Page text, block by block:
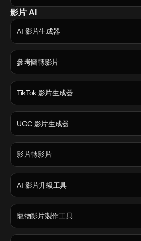
影片 AI
AI 影片生成器
參考圖轉影片
TikTok 影片生成器
UGC 影片生成器
影片轉影片
AI 影片升級工具
寵物影片製作工具